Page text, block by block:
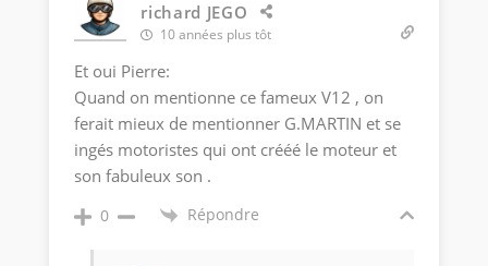
richard JEGO
10 années plus tôt
Et oui Pierre:
Quand on mentionne ce fameux V12 , on
ferait mieux de mentionner G.MARTIN et se
ingés motoristes qui ont crééé le moteur et
son fabuleux son .
0 Répondre